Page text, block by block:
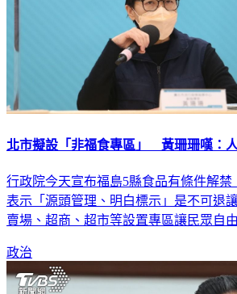
北市擬設「非福食專區」 黃珊珊嘆：
行政院今天宣布福島5縣食品有條件解
表示「源頭管理、明白標示」是不可退
賣場、超商、超市等設置專區讓民眾自
政治